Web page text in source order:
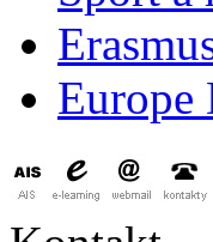
Europe